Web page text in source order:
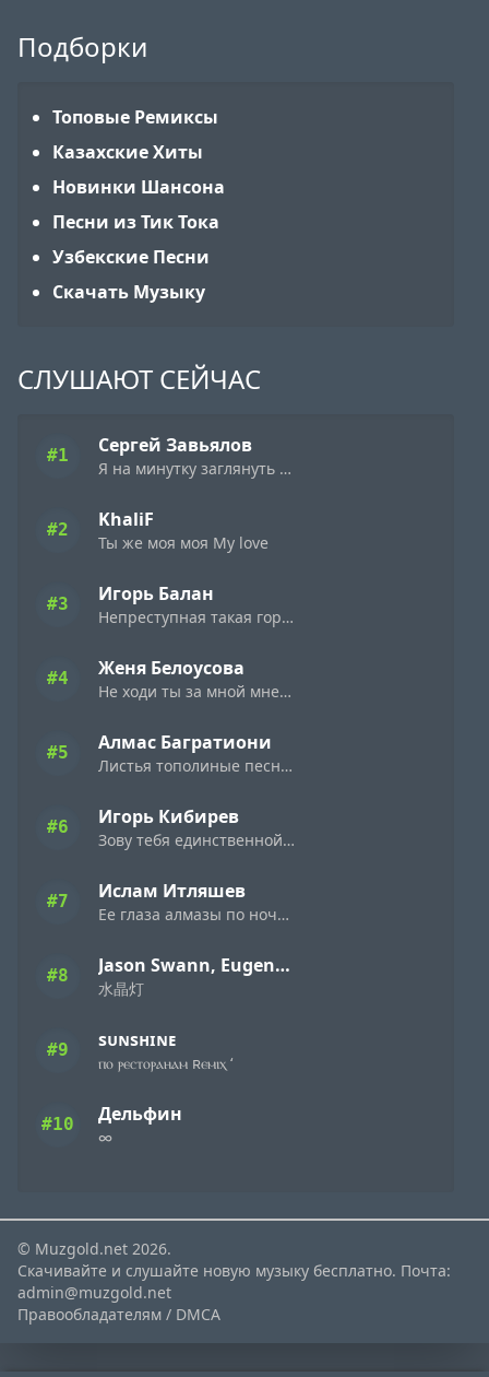
Подборки
Топовые Ремиксы
Казахские Хиты
Новинки Шансона
Песни из Тик Тока
Узбекские Песни
Скачать Музыку
СЛУШАЮТ СЕЙЧАС
#1 Сергей Завьялов
Я на минутку заглянуть к тебе решил
#2 KhaliF
Ты же моя моя My love
#3 Игорь Балан
Непреступная такая горделивая
#4 Женя Белоусова
Не ходи ты за мной мне цветы не дари
#5 Алмас Багратиони
Листья тополиные песни лебединые
#6 Игорь Кибирев
Зову тебя единственной зову
#7 Ислам Итляшев
Ее глаза алмазы по ночному городу
#8 Jason Swann, Eugene Demuckiy feat. Xiaoqian
水晶灯
#9 sᴜɴsʜɪɴᴇ
ⲡⲟ ⲣⲉⲥⲧⲟⲣⲁⲏⲁⲙ ʀⲉⲙⲓⲭ ‘
#10 Дельфин
∞
© Muzgold.net 2026.
Скачивайте и слушайте новую музыку бесплатно. Почта:
admin@muzgold.net
Правообладателям / DMCA